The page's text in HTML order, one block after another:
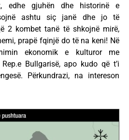
edhe gjuhën dhe historinë e
ashtu siç janë dhe jo të
2 kombet tanë të shkojnë mirë,
prapë fqinjë do të na keni! Në
ekonomik e kulturor me
Bullgarisë, apo kudo që t’i
Përkundrazi, na intereson